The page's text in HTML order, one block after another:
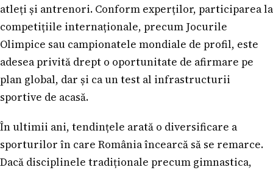
atleți și antrenori. Conform experților, participarea la
competițiile internaționale, precum Jocurile
Olimpice sau campionatele mondiale de profil, este
adesea privită drept o oportunitate de afirmare pe
plan global, dar și ca un test al infrastructurii
sportive de acasă.
În ultimii ani, tendințele arată o diversificare a
sporturilor în care România încearcă să se remarce.
Dacă disciplinele tradiționale precum gimnastica,